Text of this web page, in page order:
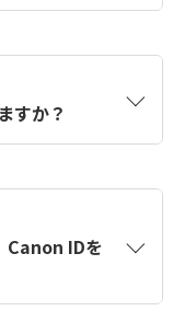
。アカウントを
情報を使用して
します。
すか？
Canon IDを